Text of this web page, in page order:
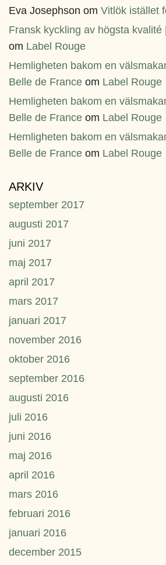
Eva Josephson om Vitlök istället
Fransk kyckling av högsta kvalité
om Label Rouge
Hemligheten bakom en
Belle de France om Label Rouge
Hemligheten bakom en
Belle de France om Label Rouge
Hemligheten bakom en
Belle de France om Label Rouge
ARKIV
september 2017
augusti 2017
juni 2017
maj 2017
april 2017
mars 2017
januari 2017
november 2016
oktober 2016
september 2016
augusti 2016
juli 2016
juni 2016
maj 2016
april 2016
mars 2016
februari 2016
januari 2016
december 2015